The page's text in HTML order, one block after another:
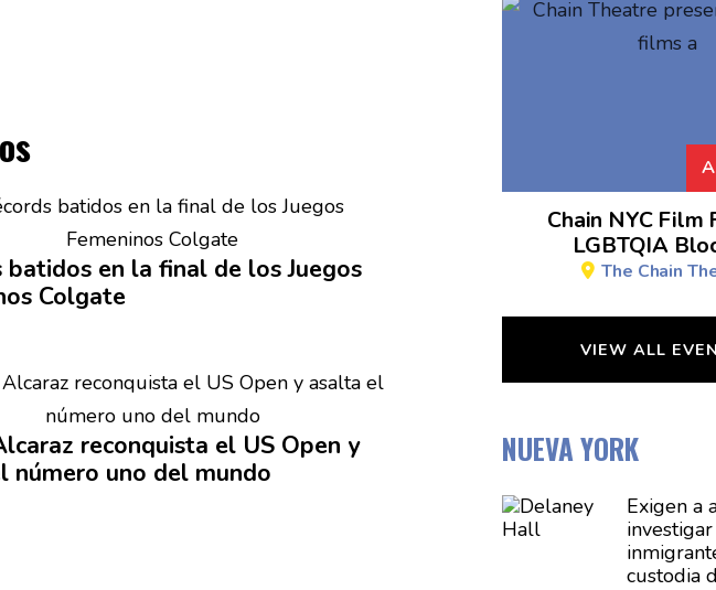
batidos en la final de los Juegos
Colgate
reconquista el US Open y
número uno del mundo
Chain NYC Film
LGBTQIA
The Chain
VIEW ALL
NUEVA YORK
Exigen a
custodia